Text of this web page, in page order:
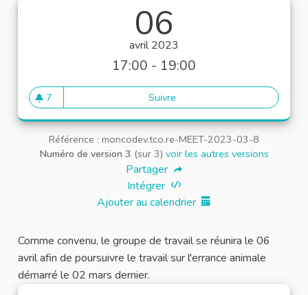
06
avril 2023
17:00 - 19:00
7
7 abonnés
Suivre Groupe de travail CODEV
Référence : moncodev.tco.re-MEET-2023-03-8
Numéro de version 3 (sur 3) voir les autres versions
Partager
Intégrer
Ajouter au calendrier
Comme convenu, le groupe de travail se réunira le 06
avril afin de poursuivre le travail sur l'errance animale
démarré le 02 mars dernier.